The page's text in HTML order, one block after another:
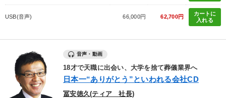
USB(音声) 66,000円 62,700円
カートに
入れる
音声・動画
18才で天職に出会い、大学を捨て葬儀業界へ
日本一“ありがとう”といわれる会社CD
冨安徳久(ティア 社長)